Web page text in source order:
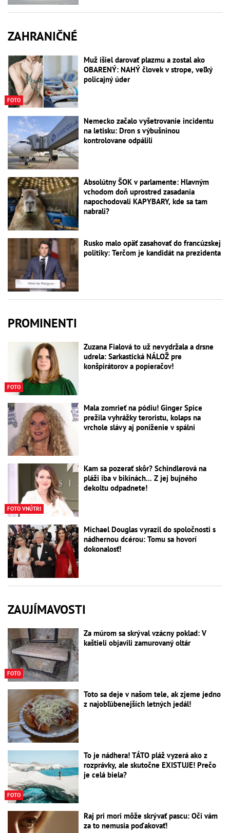
ZAHRANIČNÉ
FOTO
Muž išiel darovať plazmu a zostal ako
OBARENÝ: NAHÝ človek v strope, veľký
policajný úder
Nemecko začalo vyšetrovanie incidentu
na letisku: Dron s výbušninou
kontrolovane odpálili
Absolútny ŠOK v parlamente: Hlavným
vchodom doň uprostred zasadania
napochodovali KAPYBARY, kde sa tam
nabrali?
Rusko malo opäť zasahovať do francúzskej
politiky: Terčom je kandidát na prezidenta
PROMINENTI
FOTO
Zuzana Fialová to už nevydržala a drsne
udrela: Sarkastická NÁLOŽ pre
konšpirátorov a popieračov!
Mala zomrieť na pódiu! Ginger Spice
prežila vyhrážky teroristu, kolaps na
vrchole slávy aj poníženie v spálni
FOTO VNÚTRI
Kam sa pozerať skôr? Schindlerová na
pláži iba v bikinách... Z jej bujného
dekoltu odpadnete!
Michael Douglas vyrazil do spoločnosti s
nádhernou dcérou: Tomu sa hovorí
dokonalosť!
ZAUJÍMAVOSTI
FOTO
Za múrom sa skrýval vzácny poklad: V
kaštieli objavili zamurovaný oltár
Toto sa deje v našom tele, ak zjeme jedno
z najobľúbenejších letných jedál!
FOTO
To je nádhera! TÁTO pláž vyzerá ako z
rozprávky, ale skutočne EXISTUJE! Prečo
je celá biela?
Raj pri mori môže skrývať pascu: Oči vám
za to nemusia poďakovať!